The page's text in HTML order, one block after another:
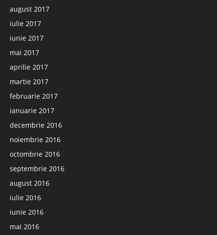
august 2017
iulie 2017
iunie 2017
mai 2017
aprilie 2017
martie 2017
februarie 2017
ianuarie 2017
decembrie 2016
noiembrie 2016
octombrie 2016
septembrie 2016
august 2016
iulie 2016
iunie 2016
mai 2016